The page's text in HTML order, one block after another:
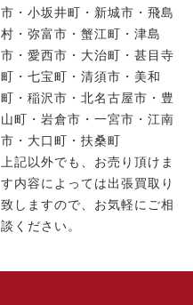
市・小坂井町・新城市・飛島
村・弥富市・蟹江町・津島
市・愛西市・大治町・甚目寺
町・七宝町・清須市・美和
町・稲沢市・北名古屋市・豊
山町・岩倉市・一宮市・江南
市・大口町・扶桑町
上記以外でも、お売り頂けま
す内容によっては出張買取り
致しますので、お気軽にご相
談ください。